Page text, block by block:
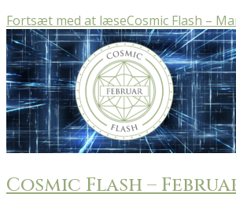
Fortsæt med at læseCosmic Flash –
Cosmic Flash –